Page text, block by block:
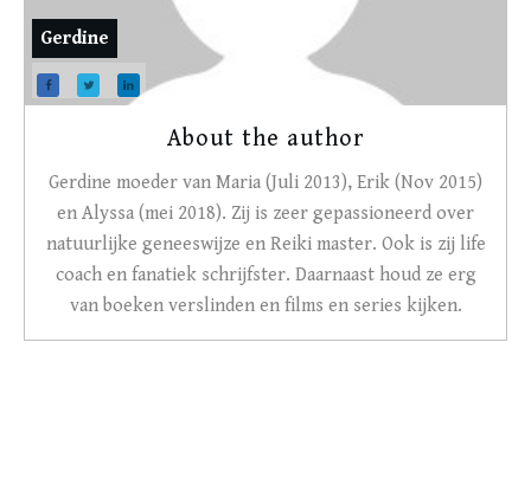
Gerdine
About the author
Gerdine moeder van Maria (Juli 2013), Erik (Nov 2015)
en Alyssa (mei 2018). Zij is zeer gepassioneerd over
natuurlijke geneeswijze en Reiki master. Ook is zij life
coach en fanatiek schrijfster. Daarnaast houd ze erg
van boeken verslinden en films en series kijken.